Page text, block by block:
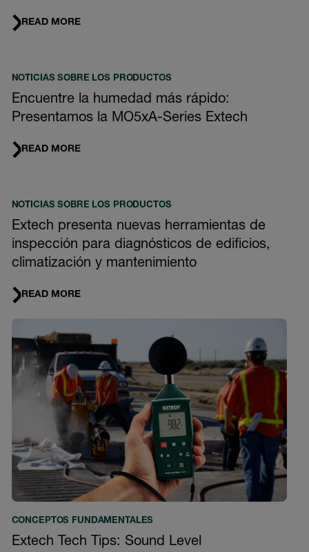
READ MORE
NOTICIAS SOBRE LOS PRODUCTOS
Encuentre la humedad más rápido:
Presentamos la MO5xA-Series Extech
READ MORE
NOTICIAS SOBRE LOS PRODUCTOS
Extech presenta nuevas herramientas de
inspección para diagnósticos de edificios,
climatización y mantenimiento
READ MORE
CONCEPTOS FUNDAMENTALES
Extech Tech Tips: Sound Level